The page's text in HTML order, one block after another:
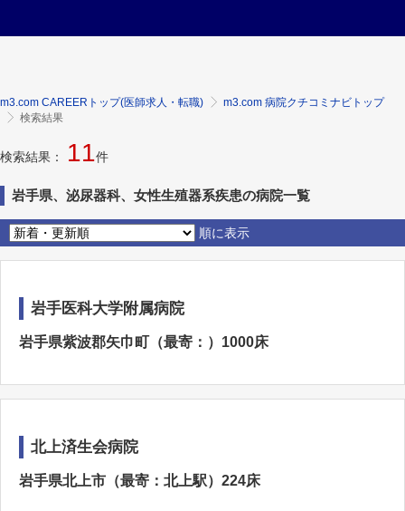
m3.com CAREERトップ(医師求人・転職)
m3.com 病院クチコミナビトップ
検索結果
検索結果： 11件
岩手県、泌尿器科、女性生殖器系疾患の病院一覧
順に表示
岩手医科大学附属病院
岩手県紫波郡矢巾町（最寄：）1000床
北上済生会病院
岩手県北上市（最寄：北上駅）224床